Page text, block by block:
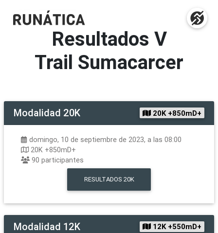
Resultados V
Trail Sumacarcer
Modalidad 20K 20K +850mD+
domingo, 10 de septiembre de 2023, a las 08:00
20K +850mD+
90 participantes
RESULTADOS 20K
Modalidad 12K 12K +550mD+